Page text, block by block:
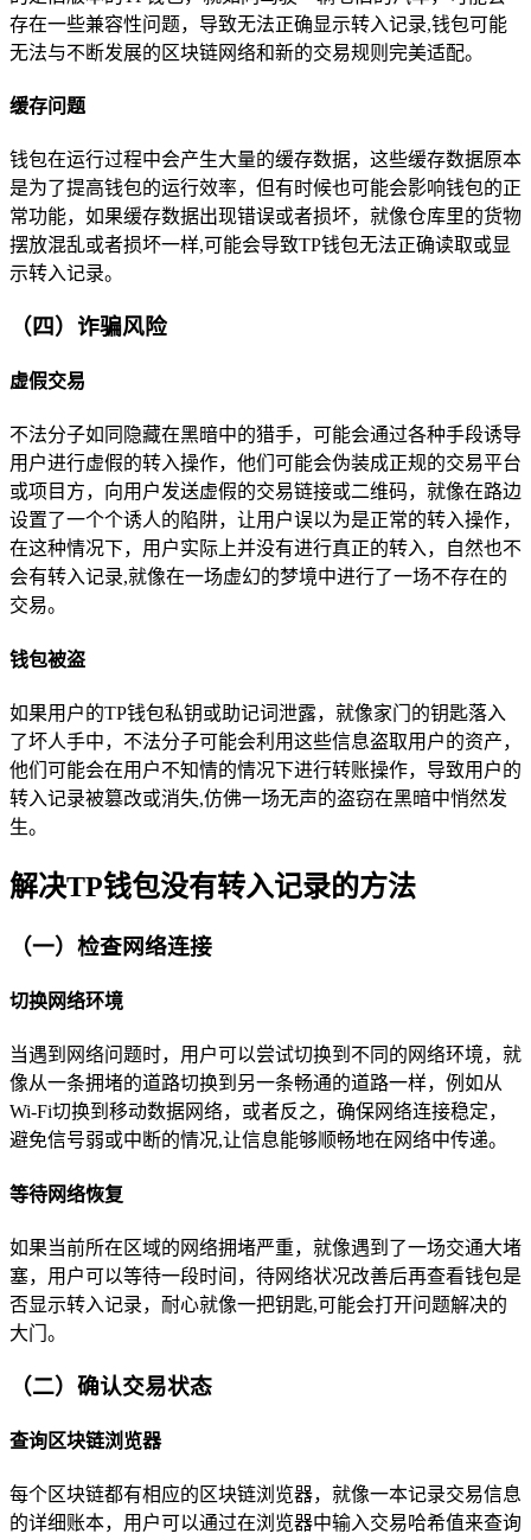
存在一些兼容性问题，导致无法正确显示转入记录,钱包可能
无法与不断发展的区块链网络和新的交易规则完美适配。
缓存问题
钱包在运行过程中会产生大量的缓存数据，这些缓存数据原本
是为了提高钱包的运行效率，但有时候也可能会影响钱包的正
常功能，如果缓存数据出现错误或者损坏，就像仓库里的货物
摆放混乱或者损坏一样,可能会导致TP钱包无法正确读取或显
示转入记录。
（四）诈骗风险
虚假交易
不法分子如同隐藏在黑暗中的猎手，可能会通过各种手段诱导
用户进行虚假的转入操作，他们可能会伪装成正规的交易平台
或项目方，向用户发送虚假的交易链接或二维码，就像在路边
设置了一个个诱人的陷阱，让用户误以为是正常的转入操作，
在这种情况下，用户实际上并没有进行真正的转入，自然也不
会有转入记录,就像在一场虚幻的梦境中进行了一场不存在的
交易。
钱包被盗
如果用户的TP钱包私钥或助记词泄露，就像家门的钥匙落入
了坏人手中，不法分子可能会利用这些信息盗取用户的资产，
他们可能会在用户不知情的情况下进行转账操作，导致用户的
转入记录被篡改或消失,仿佛一场无声的盗窃在黑暗中悄然发
生。
解决TP钱包没有转入记录的方法
（一）检查网络连接
切换网络环境
当遇到网络问题时，用户可以尝试切换到不同的网络环境，就
像从一条拥堵的道路切换到另一条畅通的道路一样，例如从
Wi-Fi切换到移动数据网络，或者反之，确保网络连接稳定，
避免信号弱或中断的情况,让信息能够顺畅地在网络中传递。
等待网络恢复
如果当前所在区域的网络拥堵严重，就像遇到了一场交通大堵
塞，用户可以等待一段时间，待网络状况改善后再查看钱包是
否显示转入记录，耐心就像一把钥匙,可能会打开问题解决的
大门。
（二）确认交易状态
查询区块链浏览器
每个区块链都有相应的区块链浏览器，就像一本记录交易信息
的详细账本，用户可以通过在浏览器中输入交易哈希值来查询